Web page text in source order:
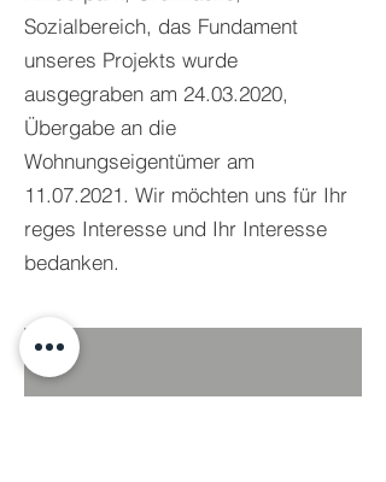
Sozialbereich, das Fundament
unseres Projekts wurde
ausgegraben am 24.03.2020,
Übergabe an die
Wohnungseigentümer am
11.07.2021. Wir möchten uns für Ihr
reges Interesse und Ihr Interesse
bedanken.